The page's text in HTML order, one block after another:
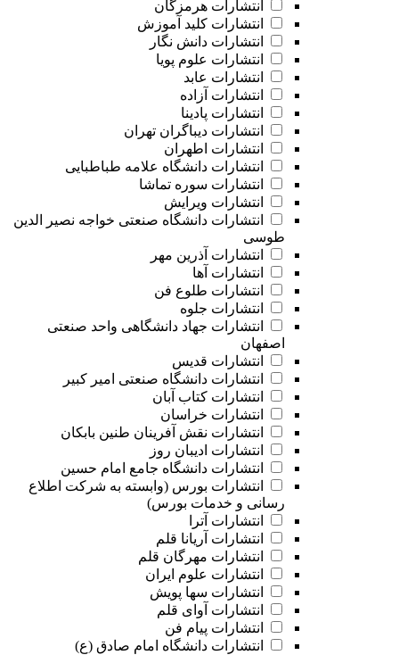
انتشارات هرمزگان
انتشارات کلید آموزش
انتشارات دانش نگار
انتشارات علوم پویا
انتشارات عابد
انتشارات آزاده
انتشارات پادینا
انتشارات دیباگران تهران
انتشارات اطهران
انتشارات دانشگاه علامه طباطبایی
انتشارات سوره تماشا
انتشارات ویرایش
انتشارات دانشگاه صنعتی خواجه نصیر الدین
طوسی
انتشارات آذرین مهر
انتشارات آها
انتشارات طلوع فن
انتشارات جلوه
انتشارات جهاد دانشگاهی واحد صنعتی
اصفهان
انتشارات قدیس
انتشارات دانشگاه صنعتی امیر کبیر
انتشارات کتاب آبان
انتشارات خراسان
انتشارات نقش آفرینان طنین بابکان
انتشارات ادیبان روز
انتشارات دانشگاه جامع امام حسین
انتشارات بورس (وابسته به شرکت اطلاع
رسانی و خدمات بورس)
انتشارات آترا
انتشارات آریانا قلم
انتشارات مهرگان قلم
انتشارات علوم ایران
انتشارات سها پویش
انتشارات آوای قلم
انتشارات پیام فن
انتشارات دانشگاه امام صادق (ع)